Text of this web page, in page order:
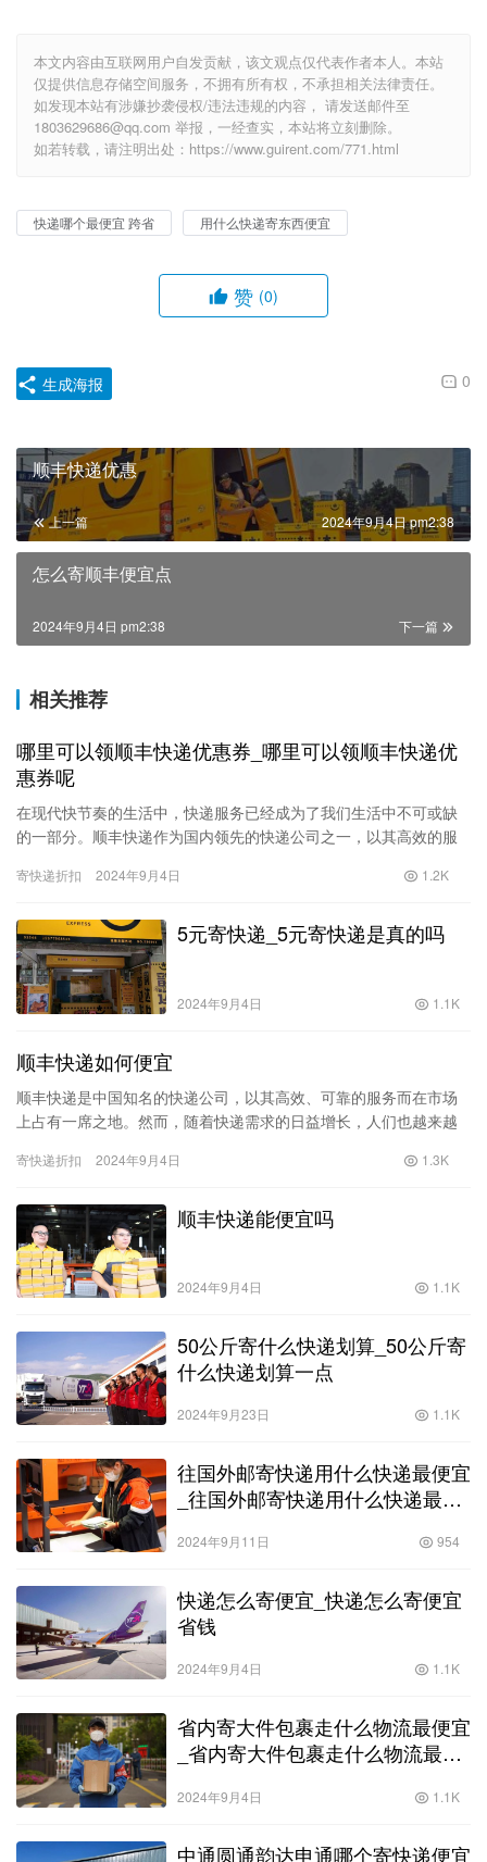
本文内容由互联网用户自发贡献，该文观点仅代表作者本人。本站
仅提供信息存储空间服务，不拥有所有权，不承担相关法律责任。
如发现本站有涉嫌抄袭侵权/违法违规的内容， 请发送邮件至
1803629686@qq.com 举报，一经查实，本站将立刻删除。
如若转载，请注明出处：https://www.guirent.com/771.html
快递哪个最便宜 跨省 用什么快递寄东西便宜
赞 (0)
0
生成海报
顺丰快递优惠
上一篇 2024年9月4日 pm2:38
怎么寄顺丰便宜点
下一篇
2024年9月4日 pm2:38
相关推荐
哪里可以领顺丰快递优惠券_哪里可以领顺丰快递优
惠券呢
在现代快节奏的生活中，快递服务已经成为了我们生活中不可或缺
的一部分。顺丰快递作为国内领先的快递公司之一，以其高效的服
时可能…
寄快递折扣 2024年9月4日 1.2K
5元寄快递_5元寄快递是真的吗
2024年9月4日 1.1K
顺丰快递如何便宜
顺丰快递是中国知名的快递公司，以其高效、可靠的服务而在市场
上占有一席之地。然而，随着快递需求的日益增长，人们也越来越
如何在…
寄快递折扣 2024年9月4日 1.3K
顺丰快递能便宜吗
2024年9月4日 1.1K
50公斤寄什么快递划算_50公斤寄
什么快递划算一点
2024年9月23日 1.1K
往国外邮寄快递用什么快递最便宜
_往国外邮寄快递用什么快递最便
2024年9月11日 954
快递怎么寄便宜_快递怎么寄便宜
省钱
2024年9月4日 1.1K
省内寄大件包裹走什么物流最便宜
_省内寄大件包裹走什么物流最便
2024年9月4日 1.1K
中通圆通韵达申通哪个寄快递便宜